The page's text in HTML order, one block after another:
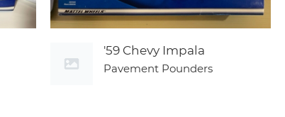
'59 Chevy Impala
Pavement Pounders